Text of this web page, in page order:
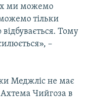
ми можемо
тільки
Тому
–
Меджліс не має
Чийгоза в